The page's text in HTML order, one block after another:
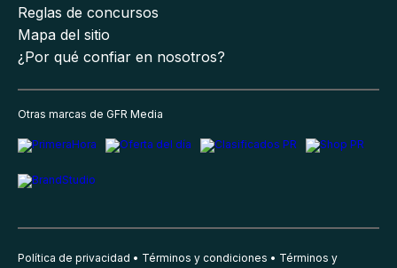
Reglas de concursos
Mapa del sitio
¿Por qué confiar en nosotros?
Otras marcas de GFR Media
Política de privacidad Términos y condiciones
Términos y